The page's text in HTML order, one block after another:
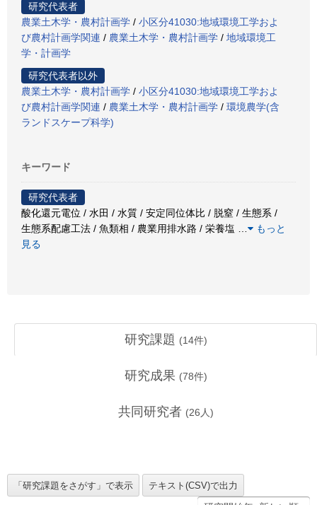
研究代表者
農業土木学・農村計画学 / 小区分41030:地域環境工学およ
び農村計画学関連 / 農業土木学・農村計画学 / 地域環境工
学・計画学
研究代表者以外
農業土木学・農村計画学 / 小区分41030:地域環境工学およ
び農村計画学関連 / 農業土木学・農村計画学 / 環境農学(含
ランドスケープ科学)
キーワード
研究代表者
酸化還元電位 / 水田 / 水質 / 安定同位体比 / 脱窒 / 生態系 /
生態系配慮工法 / 魚類相 / 農業用排水路 / 栄養塩
もっと
見る
研究課題 (14件)
研究成果 (78件)
共同研究者 (26 人)